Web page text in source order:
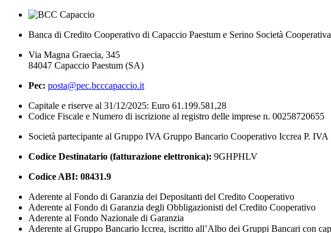
Banca di Credito Cooperativo di Capaccio Paestum e Serino Società Cooperativa
Via Magna Graecia, 345
84047 Capaccio Paestum (SA)
Pec: posta@pec.bcccapaccio.it
Capitale e riserve al 31/12/2025: Euro 61.199.581,28
Codice Fiscale e Numero di iscrizione al registro delle imprese n. 00258720655
Società partecipante al Gruppo IVA Gruppo Bancario Cooperativo Iccrea P. IVA
Codice Destinatario (fatturazione elettronica): 9GHPHLV
Codice ABI: 08431.9
Aderente al Fondo di Garanzia dei Depositanti del Credito Cooperativo
Aderente al Fondo di Garanzia degli Obbligazionisti del Credito Cooperativo
Aderente al Fondo Nazionale di Garanzia
Aderente al Gruppo Bancario Iccrea, iscritto all’Albo dei Gruppi Bancari con